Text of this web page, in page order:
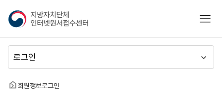
지
방
자
치
단
체
인
모바
뉴
동
홈 회원정보로그인